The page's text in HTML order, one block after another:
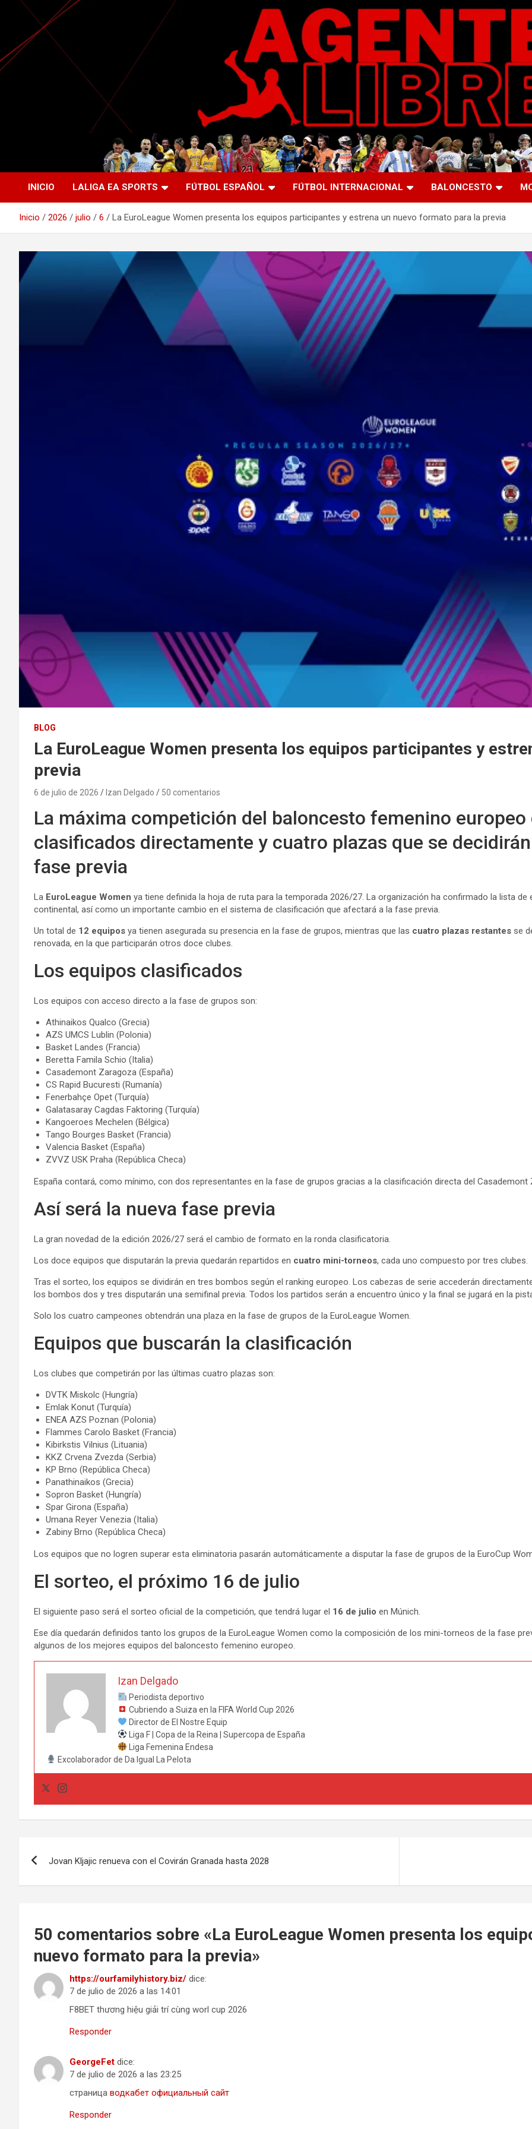
Saltar
contenido
Agente Libre Digital
La nueva generación del periodismo deportivo.
INICIO LALIGA EA SPORTS FÚTBOL ESPAÑOL FÚTBOL INTERNACIONAL BALONCESTO
Inicio 2026 julio 6 La EuroLeague Women presenta los equipos participantes y estrena un nuevo formato para la previa
BLOG
La EuroLeague Women presenta los equipos participantes y
previa
6 de julio de 2026 Izan Delgado 50 comentarios
La máxima competición del baloncesto femenino
clasificados directamente y cuatro plazas que se
fase previa
La EuroLeague Women ya tiene definida la hoja de ruta para la temporada 2026/27. La organización ha confirmado la lista
continental, así como un importante cambio en el sistema de clasificación que afectará a la fase previa.
Un total de 12 equipos ya tienen asegurada su presencia en la fase de grupos, mientras que las cuatro plazas restantes se
renovada, en la que participarán otros doce clubes.
Los equipos clasificados
Los equipos con acceso directo a la fase de grupos son:
Athinaikos Qualco (Grecia)
AZS UMCS Lublin (Polonia)
Basket Landes (Francia)
Beretta Famila Schio (Italia)
Casademont Zaragoza (España)
CS Rapid Bucuresti (Rumanía)
Fenerbahçe Opet (Turquía)
Galatasaray Cagdas Faktoring (Turquía)
Kangoeroes Mechelen (Bélgica)
Tango Bourges Basket (Francia)
Valencia Basket (España)
ZVVZ USK Praha (República Checa)
España contará, como mínimo, con dos representantes en la fase de grupos gracias a la clasificación directa del Casademont
Así será la nueva fase previa
La gran novedad de la edición 2026/27 será el cambio de formato en la ronda clasificatoria.
Los doce equipos que disputarán la previa quedarán repartidos en cuatro mini-torneos, cada uno compuesto por tres clubes.
Tras el sorteo, los equipos se dividirán en tres bombos según el ranking europeo. Los cabezas de serie accederán
los bombos dos y tres disputarán una semifinal previa. Todos los partidos serán a encuentro único y la final se jugará en la
Solo los cuatro campeones obtendrán una plaza en la fase de grupos de la EuroLeague Women.
Equipos que buscarán la clasificación
Los clubes que competirán por las últimas cuatro plazas son:
DVTK Miskolc (Hungría)
Emlak Konut (Turquía)
ENEA AZS Poznan (Polonia)
Flammes Carolo Basket (Francia)
Kibirkstis Vilnius (Lituania)
KKZ Crvena Zvezda (Serbia)
KP Brno (República Checa)
Panathinaikos (Grecia)
Sopron Basket (Hungría)
Spar Girona (España)
Umana Reyer Venezia (Italia)
Zabiny Brno (República Checa)
Los equipos que no logren superar esta eliminatoria pasarán automáticamente a disputar la fase de grupos de la EuroCup
El sorteo, el próximo 16 de julio
El siguiente paso será el sorteo oficial de la competición, que tendrá lugar el 16 de julio en Múnich.
Ese día quedarán definidos tanto los grupos de la EuroLeague Women como la composición de los mini-torneos de la fase
algunos de los mejores equipos del baloncesto femenino europeo.
Izan Delgado
Periodista deportivo
Cubriendo a Suiza en la FIFA World Cup 2026
Director de El Nostre Equip
Liga F | Copa de la Reina | Supercopa de España
Liga Femenina Endesa
Excolaborador de Da Igual La Pelota
Jovan Kljajic renueva con el Covirán Granada hasta 2028
50 comentarios sobre «La EuroLeague Women presenta los
nuevo formato para la previa»
https://ourfamilyhistory.biz/ dice:
7 de julio de 2026 a las 14:01
F8BET thương hiệu giải trí cùng worl cup 2026
Responder
GeorgeFet dice:
7 de julio de 2026 a las 23:25
страница водкабет официальный сайт
Responder